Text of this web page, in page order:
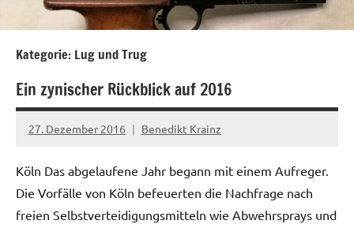
Kategorie: Lug und Trug
Ein zynischer Rückblick auf 2016
27. Dezember 2016 Benedikt Krainz
10
Köln Das abgelaufene Jahr begann mit einem Aufreger.
Die Vorfälle von Köln befeuerten die Nachfrage nach
freien Selbstverteidigungsmitteln wie Abwehrsprays und